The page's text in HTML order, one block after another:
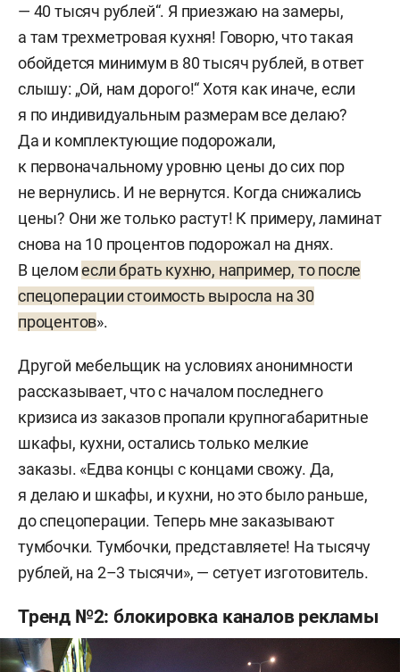
— 40 тысяч рублей“. Я приезжаю на замеры,
а там трехметровая кухня! Говорю, что такая
обойдется минимум в 80 тысяч рублей, в ответ
слышу: „Ой, нам дорого!“ Хотя как иначе, если
я по индивидуальным размерам все делаю?
Да и комплектующие подорожали,
к первоначальному уровню цены до сих пор
не вернулись. И не вернутся. Когда снижались
цены? Они же только растут! К примеру, ламинат
снова на 10 процентов подорожал на днях.
В целомесли брать кухню, например, то после
спецоперации стоимость выросла на 30
процентов».
Другой мебельщик на условиях анонимности
рассказывает, что с началом последнего
кризиса из заказов пропали крупногабаритные
шкафы, кухни, остались только мелкие
заказы. «Едва концы с концами свожу. Да,
я делаю и шкафы, и кухни, но это было раньше,
до спецоперации. Теперь мне заказывают
тумбочки. Тумбочки, представляете! На тысячу
рублей, на 2–3 тысячи», — сетует изготовитель.
Тренд №2: блокировка каналов рекламы